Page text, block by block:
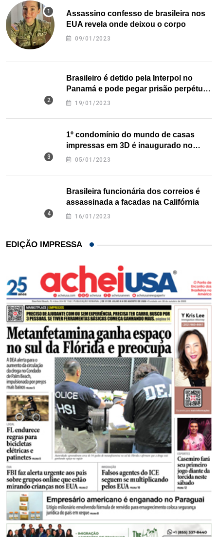
Assassino confesso de brasileira nos
EUA revela onde deixou o corpo
09/01/2023
Brasileiro é detido pela Interpol no
Panamá e pode pegar prisão perpétua
nos EUA
19/01/2023
1º condomínio do mundo de casas
impressas em 3D é inaugurado no
Texas
05/01/2023
Brasileira funcionária dos correios é
assassinada a facadas na Califórnia
16/01/2023
EDIÇÃO IMPRESSA